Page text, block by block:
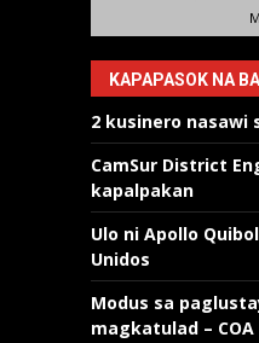
KAPAPASOK NA
2 kusinero nasawi
CamSur District
kapalpakan
Ulo ni Apollo
Unidos
Modus sa
magkatulad – COA